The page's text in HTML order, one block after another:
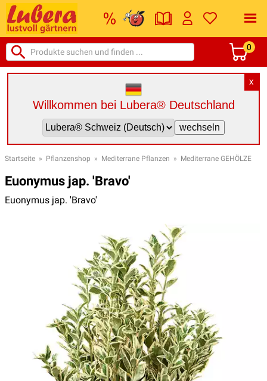
0
X
Willkommen bei Lubera® Deutschland
Startseite » Pflanzenshop » Mediterrane Pflanzen » Mediterrane GEHÖLZE
Euonymus jap. 'Bravo'
Euonymus jap. 'Bravo'